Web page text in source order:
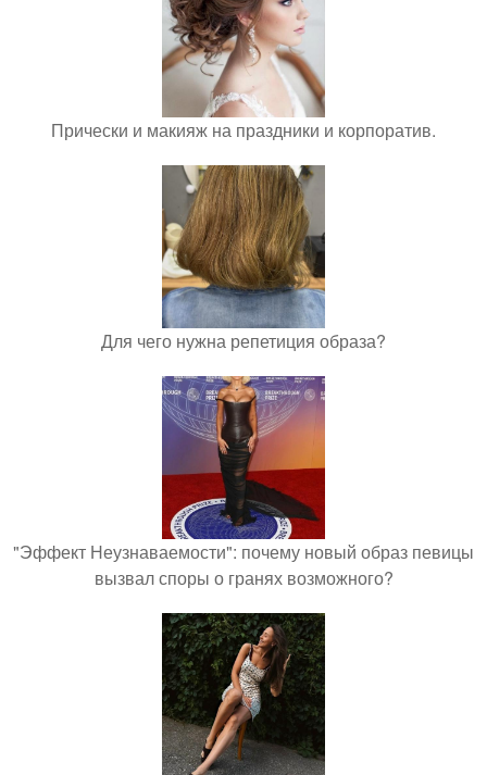
Прически и макияж на праздники и корпоратив.
Для чего нужна репетиция образа?
"Эффект Неузнаваемости": почему новый образ певицы
вызвал споры о гранях возможного?